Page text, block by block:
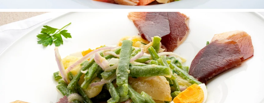
Ensalada con cecina, queso y
mango